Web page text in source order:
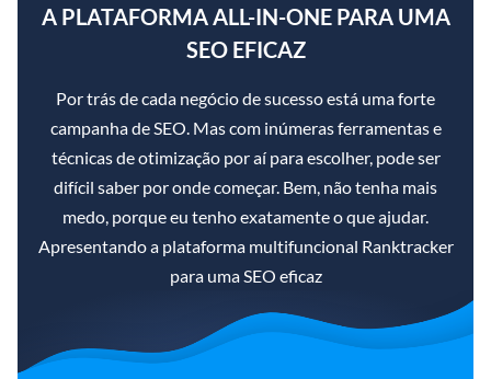
A PLATAFORMA ALL-IN-ONE PARA UMA
SEO EFICAZ
Por trás de cada negócio de sucesso está uma forte
campanha de SEO. Mas com inúmeras ferramentas e
técnicas de otimização por aí para escolher, pode ser
difícil saber por onde começar. Bem, não tenha mais
medo, porque eu tenho exatamente o que ajudar.
Apresentando a plataforma multifuncional Ranktracker
para uma SEO eficaz